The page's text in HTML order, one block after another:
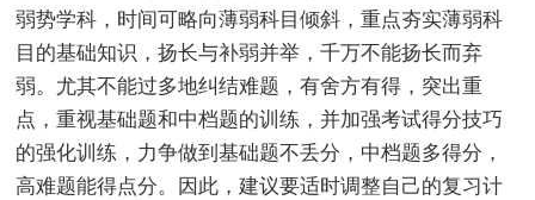
弱势学科，时间可略向薄弱科目倾斜，重点夯实薄弱科
目的基础知识，扬长与补弱并举，千万不能扬长而弃
弱。尤其不能过多地纠结难题，有舍方有得，突出重
点，重视基础题和中档题的训练，并加强考试得分技巧
的强化训练，力争做到基础题不丢分，中档题多得分，
高难题能得点分。因此，建议要适时调整自己的复习计